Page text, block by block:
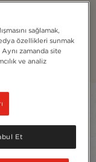
Tavsiye Edilenler
sağlamak,
özellikleri sunmak
zamanda site
ve analiz
Et